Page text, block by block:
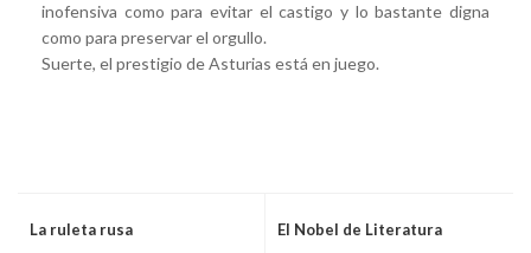
inofensiva como para evitar el castigo y lo bastante digna
como para preservar el orgullo.
Suerte, el prestigio de Asturias está en juego.
La ruleta rusa El Nobel de Literatura